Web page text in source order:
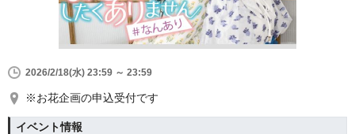
2026/2/18(水) 23:59 ～ 23:59
※お花企画の申込受付です
イベント情報